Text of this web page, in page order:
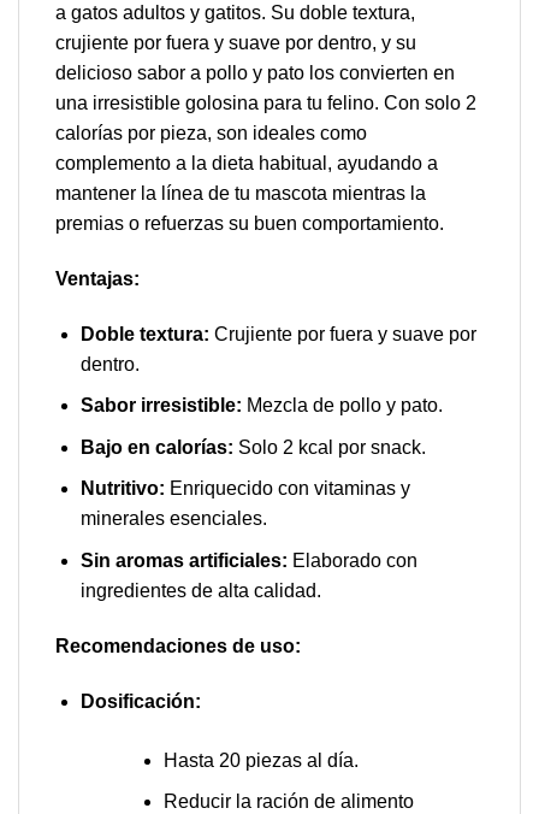
a gatos adultos y gatitos. Su doble textura,
crujiente por fuera y suave por dentro, y su
delicioso sabor a pollo y pato los convierten en
una irresistible golosina para tu felino. Con solo 2
calorías por pieza, son ideales como
complemento a la dieta habitual, ayudando a
mantener la línea de tu mascota mientras la
premias o refuerzas su buen comportamiento.
Ventajas:
Doble textura: Crujiente por fuera y suave por
dentro.
Sabor irresistible: Mezcla de pollo y pato.
Bajo en calorías: Solo 2 kcal por snack.
Nutritivo: Enriquecido con vitaminas y
minerales esenciales.
Sin aromas artificiales: Elaborado con
ingredientes de alta calidad.
Recomendaciones de uso:
Dosificación:
Hasta 20 piezas al día.
Reducir la ración de alimento